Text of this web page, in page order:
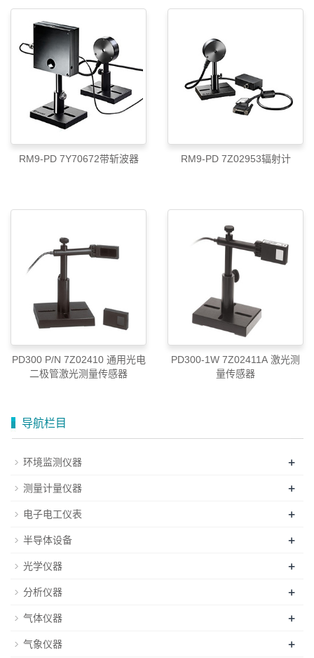
RM9-PD 7Y70672带斩波器 RM9-PD 7Z02953辐射计
PD300 P/N 7Z02410 通用光电
二极管激光测量传感器
PD300-1W 7Z02411A 激光测
量传感器
导航栏目
环境监测仪器 +
测量计量仪器 +
电子电工仪表 +
半导体设备 +
光学仪器 +
分析仪器 +
气体仪器 +
气象仪器 +